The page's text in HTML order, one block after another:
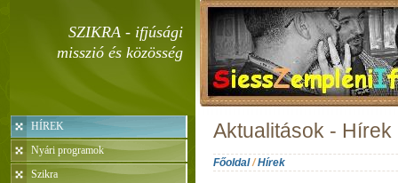
SZIKRA - ifjúsági
misszió és közösség
HÍREK
Nyári programok
Szikra
Aktualitások - Hírek
Főoldal/Hírek